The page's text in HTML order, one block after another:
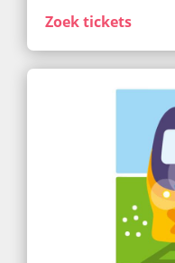
Zoek tickets